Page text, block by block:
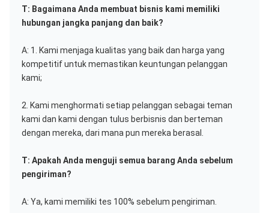
T: Bagaimana Anda membuat bisnis kami memiliki
hubungan jangka panjang dan baik?
A: 1. Kami menjaga kualitas yang baik dan harga yang
kompetitif untuk memastikan keuntungan pelanggan
kami;
2. Kami menghormati setiap pelanggan sebagai teman
kami dan kami dengan tulus berbisnis dan berteman
dengan mereka, dari mana pun mereka berasal.
T: Apakah Anda menguji semua barang Anda sebelum
pengiriman?
A: Ya, kami memiliki tes 100% sebelum pengiriman.